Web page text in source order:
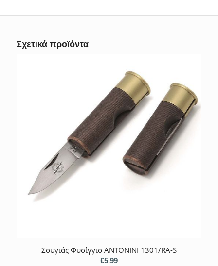
Σχετικά προϊόντα
Σουγιάς Φυσίγγιο ANTONINI 1301/RΑ-S
€5.99